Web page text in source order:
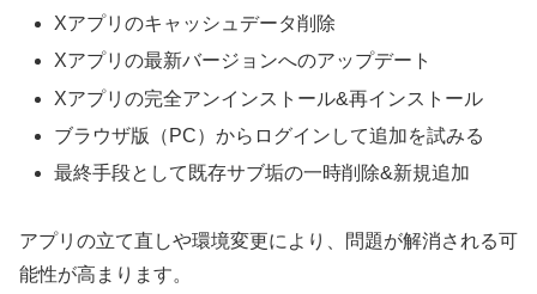
Xアプリのキャッシュデータ削除
Xアプリの最新バージョンへのアップデート
Xアプリの完全アンインストール&再インストール
ブラウザ版（PC）からログインして追加を試みる
最終手段として既存サブ垢の一時削除&新規追加
アプリの立て直しや環境変更により、問題が解消される可
能性が高まります。